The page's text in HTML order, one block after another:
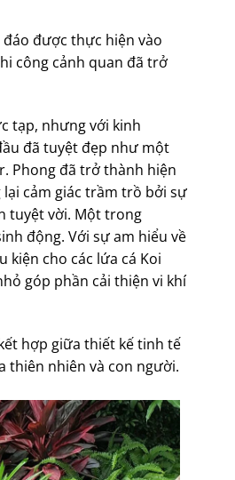
được thực hiện vào
công cảnh quan đã trở
tạp, nhưng với kinh
đã tuyệt đẹp như một
Phong đã trở thành hiện
cảm giác trầm trồ bởi sự
tuyệt vời. Một trong
động. Với sự am hiểu về
kiện cho các lứa cá Koi
góp phần cải thiện vi khí
hợp giữa thiết kế tinh tế
thiên nhiên và con người.